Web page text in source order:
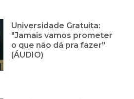
Universidade Gratuita:
"Jamais vamos prometer
o que não dá pra fazer"
(ÁUDIO)